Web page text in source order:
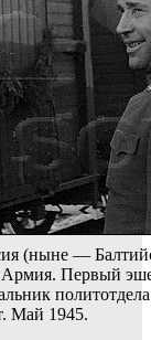
(ныне —
Армия. Первый
Май 1945.